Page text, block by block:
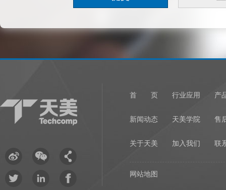
首 页 行业应用 产
新闻动态 天美学院 售
关于天美 加入我们 联
网站地图